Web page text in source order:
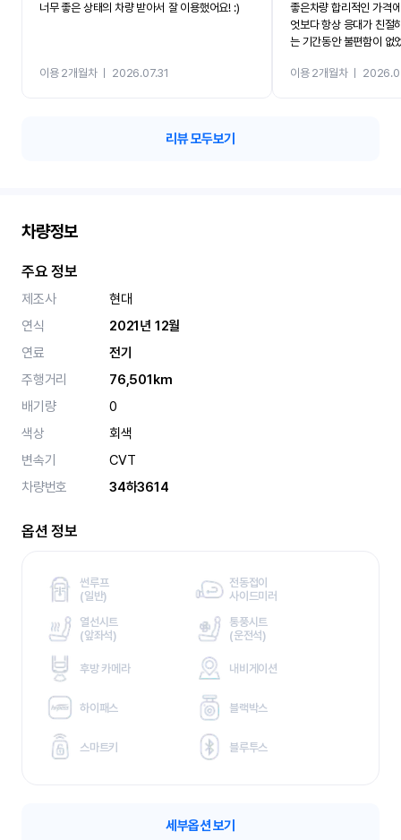
너무 좋은 상태의 차량 받아서 잘 이용했어요! :)
이용 2개월차ㅣ 2026.07.31
좋은차량 합리적인 가격
엇보다 항상 응대가 친절
는 기간동안 불편함이 없
카 렌트 고민없이 강추합
이용 2개월차ㅣ
리뷰 모두보기
차량정보
주요 정보
제조사
현대
연식
2021년 12월
연료
전기
주행거리
76,501km
배기량
0
색상
회색
변속기
CVT
차량번호
34하3614
옵션 정보
썬루프
(일반)
전동접이
사이드미러
열선시트
(앞좌석)
통풍시트
(운전석)
후방 카메라 내비게이션
하이패스 블랙박스
스마트키 블루투스
세부옵션 보기